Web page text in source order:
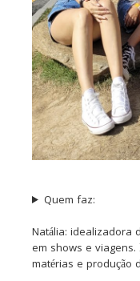
Quem faz:
Natália: idealizadora
em shows e
matérias e produção